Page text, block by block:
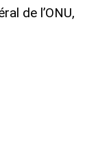
de l’ONU,